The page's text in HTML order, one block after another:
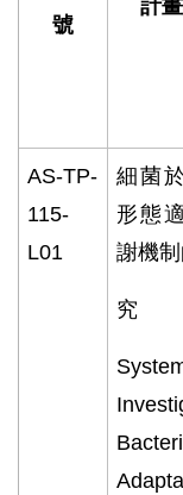
號
計
AS-TP-
115-
L01
細菌
形態
謝機
究